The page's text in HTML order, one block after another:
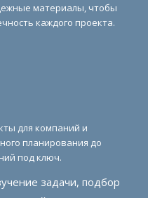
материалы, чтобы
каждого проекта.
для компаний и
планирования до
под ключ.
задачи, подбор